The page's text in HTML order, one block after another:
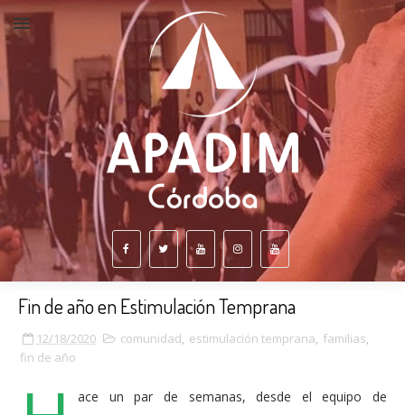
Fin de año en Estimulación Temprana
12/18/2020 comunidad, estimulación temprana, familias,
fin de año
ace un par de semanas, desde el equipo de